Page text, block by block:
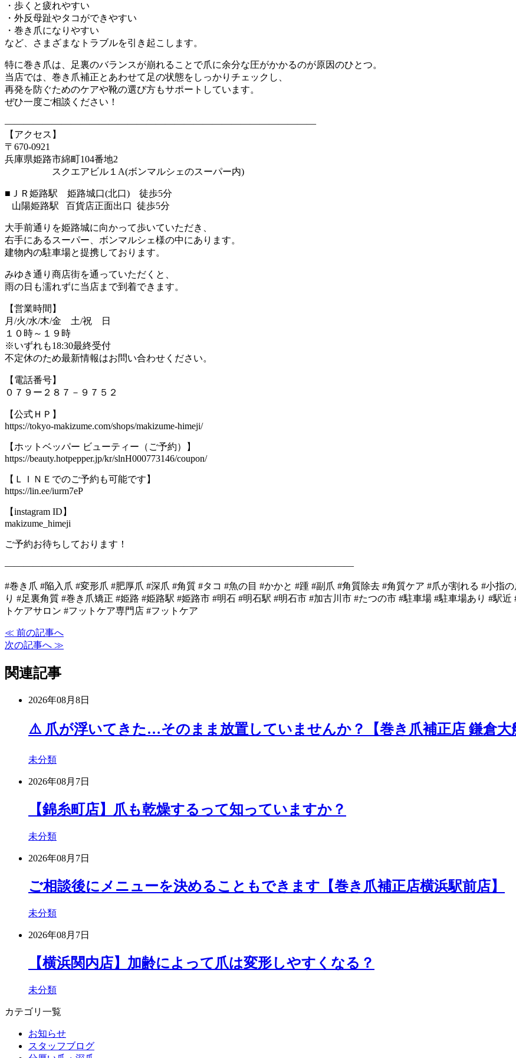
・歩くと疲れやすい
・外反母趾やタコができやすい
・巻き爪になりやすい
など、さまざまなトラブルを引き起こします。
特に巻き爪は、足裏のバランスが崩れることで爪に余分な圧がかかるのが原因のひとつ。
当店では、巻き爪補正とあわせて足の状態をしっかりチェックし、
再発を防ぐためのケアや靴の選び方もサポートしています。
ぜひ一度ご相談ください！
―――――――――――――――――――――――――――――――――
【アクセス】
〒670‐0921
兵庫県姫路市綿町104番地2
スクエアビル１A(ボンマルシェのスーパー内)
■ＪＲ姫路駅 姫路城口(北口) 徒歩5分
山陽姫路駅 百貨店正面出口 徒歩5分
大手前通りを姫路城に向かって歩いていただき、
右手にあるスーパー、ボンマルシェ様の中にあります。
建物内の駐車場と提携しております。
みゆき通り商店街を通っていただくと、
雨の日も濡れずに当店まで到着できます。
【営業時間】
月/火/水/木/金 土/祝 日
１０時～１９時
※いずれも18:30最終受付
不定休のため最新情報はお問い合わせください。
【電話番号】
０７９ー２８７－９７５２
【公式ＨＰ】
https://tokyo-makizume.com/shops/makizume-himeji/
【ホットベッパー ビューティー（ご予約）】
https://beauty.hotpepper.jp/kr/slnH000773146/coupon/
【ＬＩＮＥでのご予約も可能です】
https://lin.ee/iurm7eP
【instagram ID】
makizume_himeji
ご予約お待ちしております！
―――――――――――――――――――――――――――――――――――――
#巻き爪 #陥入爪 #変形爪 #肥厚爪 #深爪 #角質 #タコ #魚の目 #かかと #踵 #副爪 #角質除去 #角質ケア #爪が割れる #小指
り #足裏角質 #巻き爪矯正 #姫路 #姫路駅 #姫路市 #明石 #明石駅 #明石市 #加古川市 #たつの市 #駐車場 #駐車場あり #駅
トケアサロン #フットケア専門店 #フットケア
≪ 前の記事へ
次の記事へ ≫
関連記事
2026年08月8日
⚠️ 爪が浮いてきた…そのまま放置していませんか？【巻き爪補正店 鎌倉大
未分類
2026年08月7日
【錦糸町店】爪も乾燥するって知っていますか？
未分類
2026年08月7日
ご相談後にメニューを決めることもできます【巻き爪補正店横浜駅前店】
未分類
2026年08月7日
【横浜関内店】加齢によって爪は変形しやすくなる？
未分類
カテゴリ一覧
お知らせ
スタッフブログ